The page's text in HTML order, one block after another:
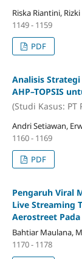
Riska Riantini,
1149 - 1159
PDF
Analisis Strategi
AHP–TOPSIS
(Studi Kasus: PT
Andri Setiawan,
1160 - 1169
PDF
Pengaruh Viral
Live Streaming
Aerostreet
Bahtiar Maulana,
1170 - 1178